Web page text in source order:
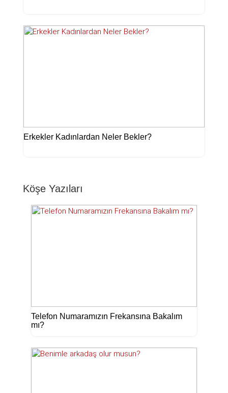
Erkekler Kadınlardan Neler Bekler?
Köşe Yazıları
Telefon Numaramızın Frekansına Bakalım
mı?